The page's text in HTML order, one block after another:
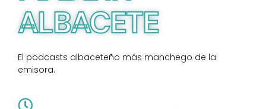
ALBACETE
El podcasts albaceteño más manchego de la
emisora.